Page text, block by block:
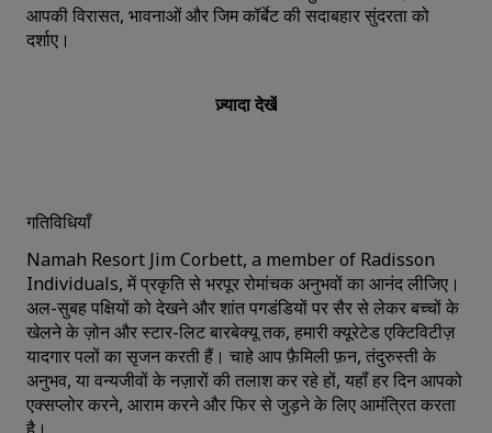
आपकी विरासत, भावनाओं और जिम कॉर्बेट की सदाबहार सुंदरता को
दर्शाए।
ज़्यादा देखें
गतिविधियाँ
Namah Resort Jim Corbett, a member of Radisson
Individuals, में प्रकृति से भरपूर रोमांचक अनुभवों का आनंद लीजिए।
अल-सुबह पक्षि‍यों को देखने और शांत पगडंडियों पर सैर से लेकर बच्चों के
खेलने के ज़ोन और स्‍टार-लिट बारबेक्यू तक, हमारी क्यूरेटेड एक्टिविटीज़
यादगार पलों का सृजन करती हैं। चाहे आप फ़ैमिली फ़न, तंदुरुस्‍ती के
अनुभव, या वन्यजीवों के नज़ारों की तलाश कर रहे हों, यहॉं हर दिन आपको
एक्‍सप्‍लोर करने, आराम करने और फिर से जुड़ने के लिए आमंत्रित करता